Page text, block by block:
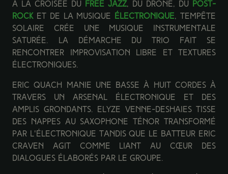
À la croisée du free jazz, du drone, du post-
rocket de la musique électronique, Tempête
solaire crée une musique instrumentale
saturée. La démarche du trio fait se
rencontrer improvisation libre et textures
électroniques.
Eric Quach manie une basse à huit cordes à
travers un arsenal électronique et des
amplis grondants. Elyze Venne-Deshaies tisse
des nappes au saxophone ténor transformé
par l'électronique tandis que le batteur Eric
Craven agit comme liant au cœur des
dialogues élaborés par le groupe.